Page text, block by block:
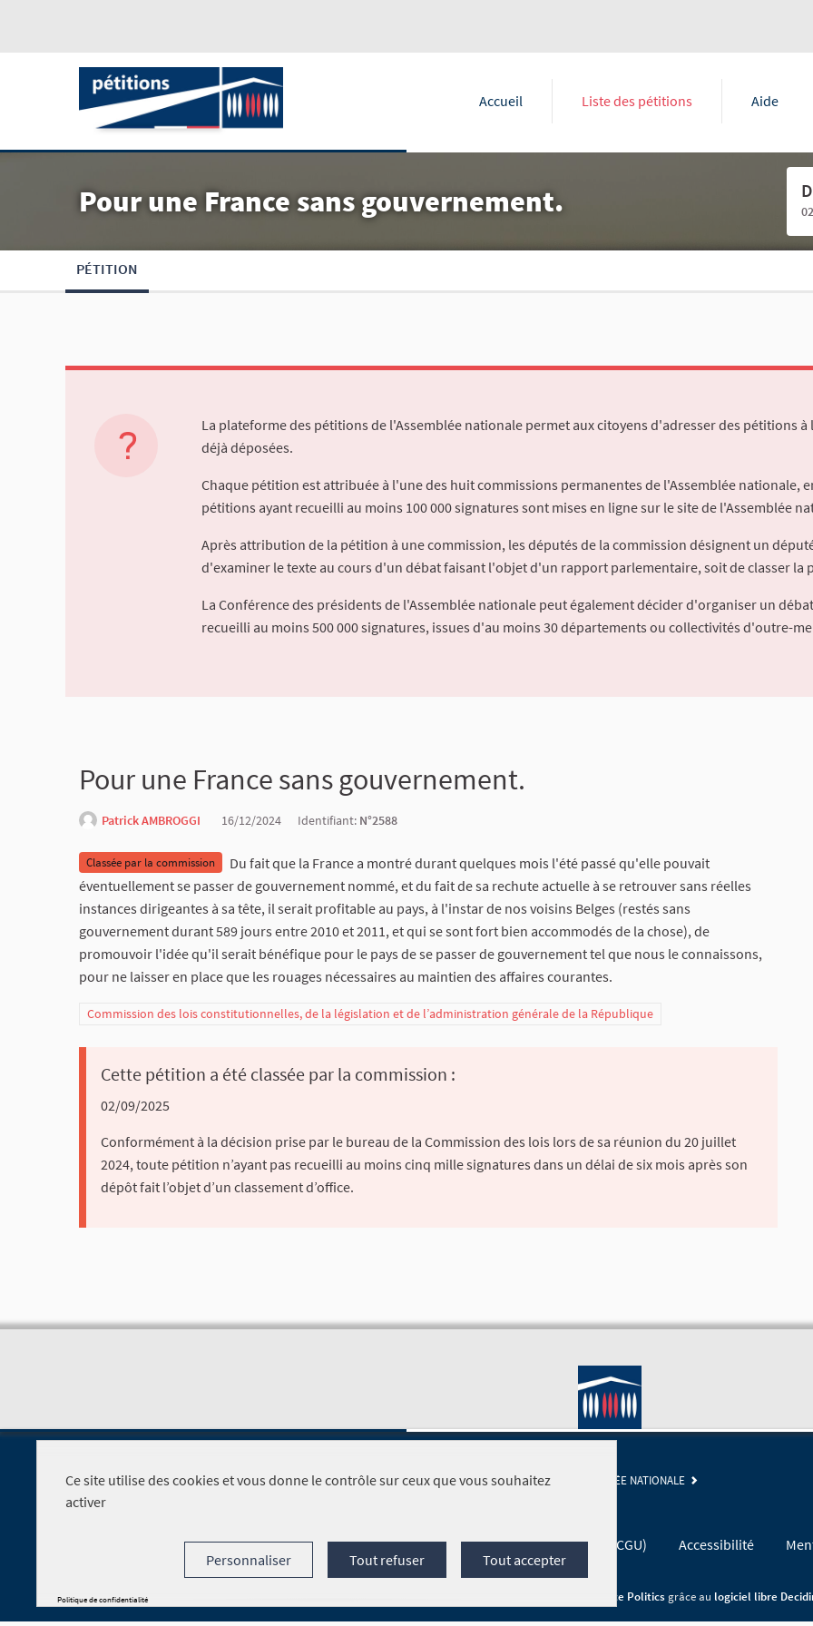
Accueil Liste des pétitions Aide
Pour une France sans gouvernement.
PÉTITION
La plateforme des pétitions de l'Assemblée nationale permet aux citoyens d'adresser des pétitions
déjà déposées.
Chaque pétition est attribuée à l'une des huit commissions permanentes de l'Assemblée nationale,
pétitions ayant recueilli au moins 100 000 signatures sont mises en ligne sur le site de l'Assemblée
Après attribution de la pétition à une commission, les députés de la commission désignent un
d'examiner le texte au cours d'un débat faisant l'objet d'un rapport parlementaire, soit de classer la
La Conférence des présidents de l'Assemblée nationale peut également décider d'organiser un
recueilli au moins 500 000 signatures, issues d'au moins 30 départements ou collectivités d'outre-
Pour une France sans gouvernement.
Patrick AMBROGGI 16/12/2024 Identifiant: N°2588
Classée par la commission
Du fait que la France a montré durant quelques mois l'été passé qu'elle pouvait
éventuellement se passer de gouvernement nommé, et du fait de sa rechute actuelle à se retrouver sans réelles
instances dirigeantes à sa tête, il serait profitable au pays, à l'instar de nos voisins Belges (restés sans
gouvernement durant 589 jours entre 2010 et 2011, et qui se sont fort bien accommodés de la chose), de
promouvoir l'idée qu'il serait bénéfique pour le pays de se passer de gouvernement tel que nous le connaissons,
pour ne laisser en place que les rouages nécessaires au maintien des affaires courantes.
Commission des lois constitutionnelles, de la législation et de l’administration générale de la République
Cette pétition a été classée par la commission :
02/09/2025
Conformément à la décision prise par le bureau de la Commission des lois lors de sa réunion du 20 juillet
2024, toute pétition n’ayant pas recueilli au moins cinq mille signatures dans un délai de six mois après son
dépôt fait l’objet d’un classement d’office.
SITE DE L'ASSEMBLÉE NATIONALE
Foire aux questions Conditions générales d'utilisation (CGU) Accessibilité
Open Source Politicsgrâce au logiciel libre
Ce site utilise des cookies et vous donne le contrôle sur ceux que vous souhaitez
activer
Tout accepter
Tout refuser
Personnaliser
Politique de confidentialité